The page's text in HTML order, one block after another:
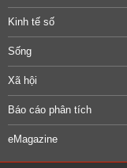
Kinh tế số
Sống
Xã hội
Báo cáo phân tích
eMagazine